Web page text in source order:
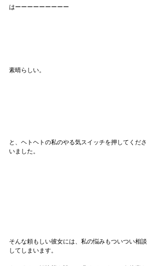
はーーーーーーーーー
素晴らしい。
と、ヘトヘトの私のやる気スイッチを押してくださ
いました。
そんな頼もしい彼女には、私の悩みもついつい相談
してしまいます。